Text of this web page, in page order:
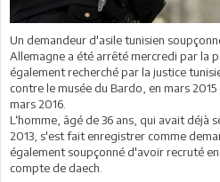
Un demandeur d'asile tunisien
Allemagne a été arrêté mercredi par la
également recherché par la justice
contre le musée du Bardo, en mars
mars 2016.
L‘homme, âgé de 36 ans, qui avait déjà
2013, s'est fait enregistrer comme
également soupçonné d'avoir recruté
compte de daech.